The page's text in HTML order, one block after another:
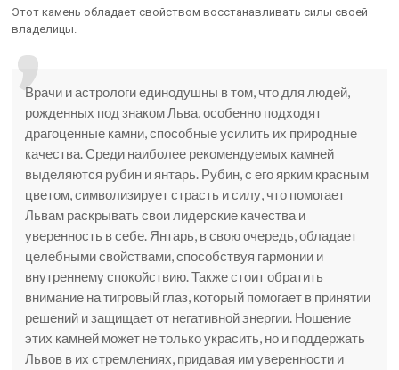
Этот камень обладает свойством восстанавливать силы своей
владелицы.
Врачи и астрологи единодушны в том, что для людей,
рожденных под знаком Льва, особенно подходят
драгоценные камни, способные усилить их природные
качества. Среди наиболее рекомендуемых камней
выделяются рубин и янтарь. Рубин, с его ярким красным
цветом, символизирует страсть и силу, что помогает
Львам раскрывать свои лидерские качества и
уверенность в себе. Янтарь, в свою очередь, обладает
целебными свойствами, способствуя гармонии и
внутреннему спокойствию. Также стоит обратить
внимание на тигровый глаз, который помогает в принятии
решений и защищает от негативной энергии. Ношение
этих камней может не только украсить, но и поддержать
Львов в их стремлениях, придавая им уверенности и